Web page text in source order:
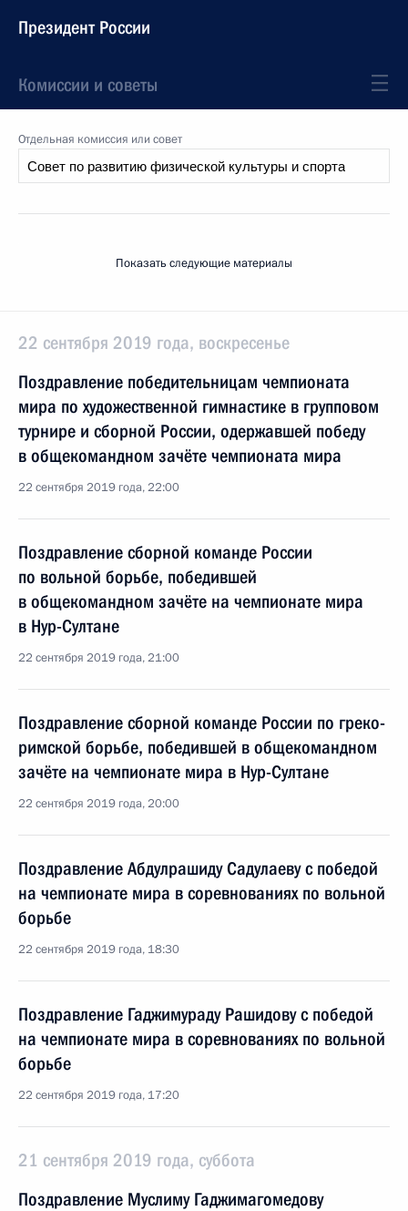
Президент России
Комиссии и советы
Отдельная комиссия или совет
Показать следующие материалы
22 сентября 2019 года, воскресенье
Поздравление победительницам чемпионата
мира по художественной гимнастике в групповом
турнире и сборной России, одержавшей победу
в общекомандном зачёте чемпионата мира
22 сентября 2019 года, 22:00
Поздравление сборной команде России
по вольной борьбе, победившей
в общекомандном зачёте на чемпионате мира
в Нур-Султане
22 сентября 2019 года, 21:00
Поздравление сборной команде России по греко-
римской борьбе, победившей в общекомандном
зачёте на чемпионате мира в Нур-Султане
22 сентября 2019 года, 20:00
Поздравление Абдулрашиду Садулаеву с победой
на чемпионате мира в соревнованиях по вольной
борьбе
22 сентября 2019 года, 18:30
Поздравление Гаджимураду Рашидову с победой
на чемпионате мира в соревнованиях по вольной
борьбе
22 сентября 2019 года, 17:20
21 сентября 2019 года, суббота
Поздравление Муслиму Гаджимагомедову